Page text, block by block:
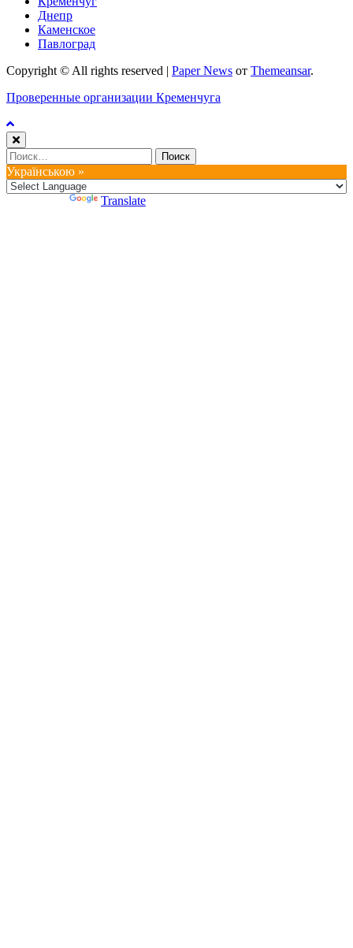
Днепр
Каменское
Павлоград
Copyright © All rights reserved | Paper News от Themeansar.
Проверенные организации Кременчуга
Найти:
Українською »
Translate